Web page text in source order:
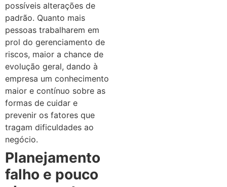
possíveis alterações de
padrão. Quanto mais
pessoas trabalharem em
prol do gerenciamento de
riscos, maior a chance de
evolução geral, dando à
empresa um conhecimento
maior e contínuo sobre as
formas de cuidar e
prevenir os fatores que
tragam dificuldades ao
negócio.
Planejamento
falho e pouco